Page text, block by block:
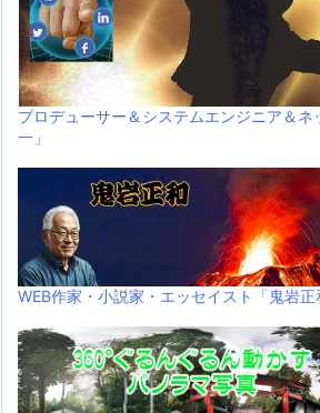
プロデューサー＆システムエンジニア＆
一」
WEB作家・小説家・エッセイスト「鬼岩正